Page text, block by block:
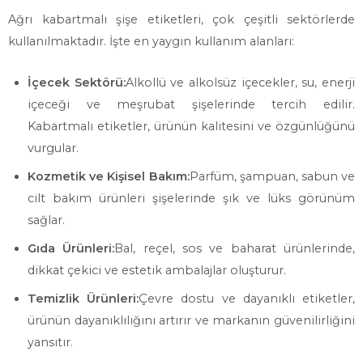
Ağrı kabartmalı şişe etiketleri, çok çeşitli sektörlerde
kullanılmaktadır. İşte en yaygın kullanım alanları:
İçecek Sektörü:Alkollü ve alkolsüz içecekler, su, enerji
içeceği ve meşrubat şişelerinde tercih edilir.
Kabartmalı etiketler, ürünün kalitesini ve özgünlüğünü
vurgular.
Kozmetik ve Kişisel Bakım:Parfüm, şampuan, sabun ve
cilt bakım ürünleri şişelerinde şık ve lüks görünüm
sağlar.
Gıda Ürünleri:Bal, reçel, sos ve baharat ürünlerinde,
dikkat çekici ve estetik ambalajlar oluşturur.
Temizlik Ürünleri:Çevre dostu ve dayanıklı etiketler,
ürünün dayanıklılığını artırır ve markanın güvenilirliğini
yansıtır.